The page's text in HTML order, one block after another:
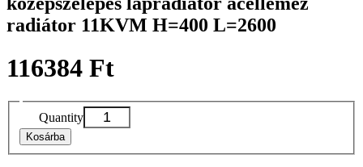
radiátor 11KVM H=400 L=2600
116384 Ft
Quantity
Kosárba